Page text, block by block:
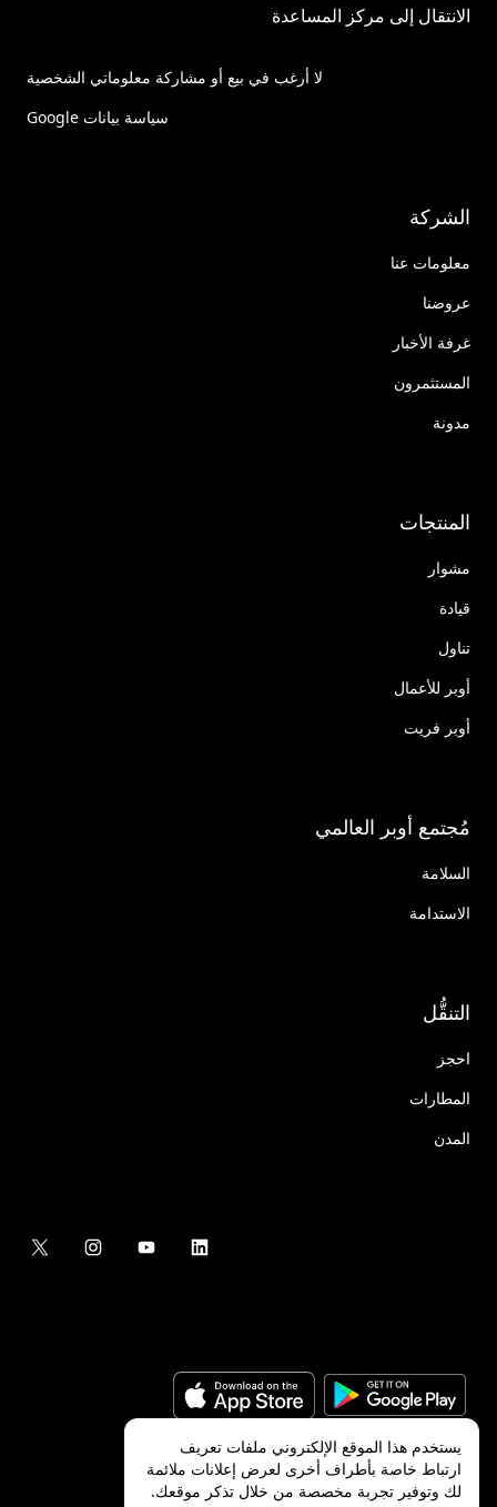
الانتقال إلى مركز المساعدة
لا أرغب في بيع أو مشاركة معلوماتي الشخصية
سياسة بيانات Google
الشركة
معلومات عنا
عروضنا
غرفة الأخبار
المستثمرون
مدونة
المنتجات
مشوار
قيادة
تناول
أوبر للأعمال
أوبر فريت
مُجتمع أوبر العالمي
السلامة
الاستدامة
التنقُّل
احجز
المطارات
المدن
©
2026شركة Uber Technologies, Inc.‎
يستخدم هذا الموقع الإلكتروني ملفات تعريف
ارتباط خاصة بأطراف أخرى لعرض إعلانات ملائمة
لك وتوفير تجربة مخصصة من خلال تذكر موقعك.